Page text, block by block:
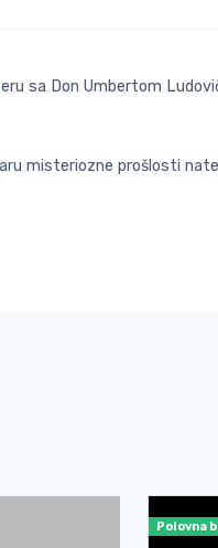
sa Don Umbertom
misteriozne prošlosti
Polovna